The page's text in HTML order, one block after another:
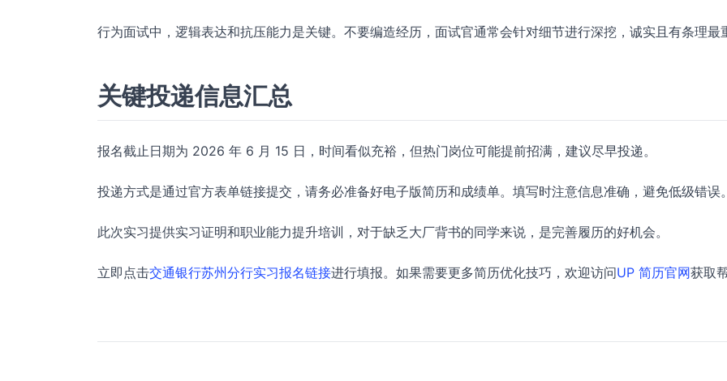
行为面试中，逻辑表达和抗压能力是关键。不要编造经历，面试官通常会针对细节进行深挖，诚实且有条理最
关键投递信息汇总
报名截止日期为 2026 年 6 月 15 日，时间看似充裕，但热门岗位可能提前招满，建议尽早投递。
投递方式是通过官方表单链接提交，请务必准备好电子版简历和成绩单。填写时注意信息准确，避免低级错误。
此次实习提供实习证明和职业能力提升培训，对于缺乏大厂背书的同学来说，是完善履历的好机会。
立即点击交通银行苏州分行实习报名链接进行填报。如果需要更多简历优化技巧，欢迎访问UP 简历官网获取